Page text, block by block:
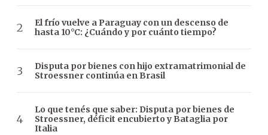
El frío vuelve a Paraguay con un descenso de
hasta 10°C: ¿Cuándo y por cuánto tiempo?
Disputa por bienes con hijo extramatrimonial de
Stroessner continúa en Brasil
Lo que tenés que saber: Disputa por bienes de
Stroessner, déficit encubierto y Bataglia por
Italia